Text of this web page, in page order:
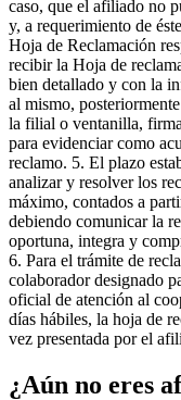
caso, que el afiliado no
y, a requerimiento de
Hoja de Reclamación
recibir la Hoja de
bien detallado y con la
al mismo,
la filial o ventanilla,
para evidenciar como
reclamo. 5. El plazo
analizar y resolver los
máximo, contados a
debiendo comunicar la
oportuna, integra y
6. Para el trámite de
colaborador designado
oficial de atención al
días hábiles, la hoja de
vez presentada por el
¿Aún no eres